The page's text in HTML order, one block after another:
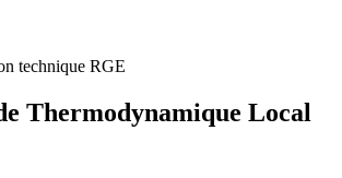
technique RGE
Thermodynamique Local